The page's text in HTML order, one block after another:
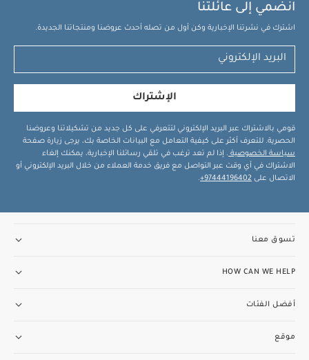
انضمي إلى عائلتنا
اشترك في نشرتنا الإخبارية وكن أول من تصله أحدث عروضنا ومنتجاتنا الجديدة.
الإشتراك
قومي بالاشتراك عبر البريد الإلكتروني لتتعرفي على كل جديد من تشكيلاتنا وعروضنا
الحصرية. للتعرف أكثر على كيفية التعامل مع البيانات الخاصة بك، يرجى زيارة صفحة
سياسة الخصوصية . إذا لم تعد ترغب في تلقي رسائلنا الإخبارية، يمكنك إلغاء
الاشتراك في أي وقت عبر التواصل مع فريق خدمة العملاء من خلال البريد الإلكتروني أو
الاتصال على 97444196402+
.
تسوق معنا
HOW CAN WE HELP
أفضل الفئات
موقع